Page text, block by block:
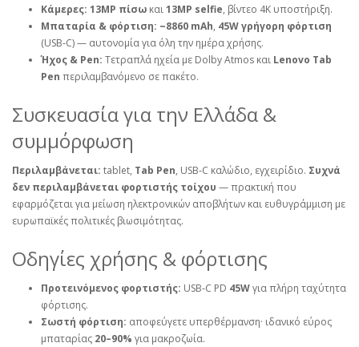
Κάμερες: 13MP πίσω και13MP selfie, βίντεο 4K υποστήριξη.
Μπαταρία & φόρτιση: ~8860 mAh, 45W γρήγορη φόρτιση
(USB‑C) — αυτονομία για όλη την ημέρα χρήσης.
Ήχος & Pen: Τετραπλά ηχεία με Dolby Atmos και Lenovo Tab
Pen περιλαμβανόμενο σε πακέτο.
Συσκευασία για την Ελλάδα &
συμμόρφωση
Περιλαμβάνεται: tablet, Tab Pen, USB‑C καλώδιο, εγχειρίδιο. Συχνά
δεν περιλαμβάνεται φορτιστής τοίχου — πρακτική που
εφαρμόζεται για μείωση ηλεκτρονικών αποβλήτων και ευθυγράμμιση με
ευρωπαϊκές πολιτικές βιωσιμότητας.
Οδηγίες χρήσης & φόρτισης
Προτεινόμενος φορτιστής: USB‑C PD 45Wγια πλήρη ταχύτητα
φόρτισης.
Σωστή φόρτιση: αποφεύγετε υπερθέρμανση· ιδανικό εύρος
μπαταρίας 20–90% για μακροζωία.